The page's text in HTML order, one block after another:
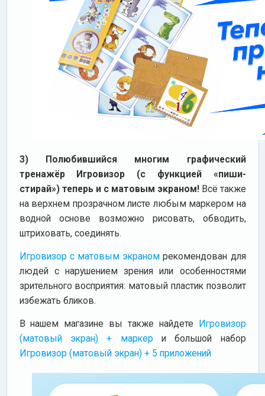
3) Полюбившийся многим графический
тренажёр Игровизор (с функцией «пиши-
стирай») теперь и с матовым экраном! Всё также
на верхнем прозрачном листе любым маркером на
водной основе возможно рисовать, обводить,
штриховать, соединять.
Игровизор с матовым экраном рекомендован для
людей с нарушением зрения или особенностями
зрительного восприятия: матовый пластик позволит
избежать бликов.
В нашем магазине вы также найдете
Игровизор
(матовый экран) + маркер и большой набор
Игровизор (матовый экран) + 5 приложений